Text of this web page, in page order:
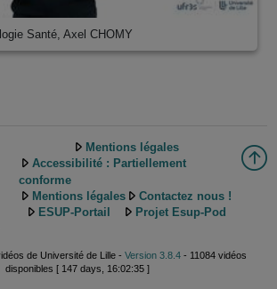
Santé, Axel CHOMY
Mentions légales
Accessibilité : Partiellement
conforme
Mentions légales
Contactez nous !
ESUP-Portail
Projet Esup-Pod
de Université de Lille - Version 3.8.4- 11084 vidéos
disponibles [ 147 days, 16:02:35 ]